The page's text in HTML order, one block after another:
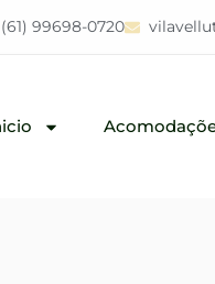
99698-0720